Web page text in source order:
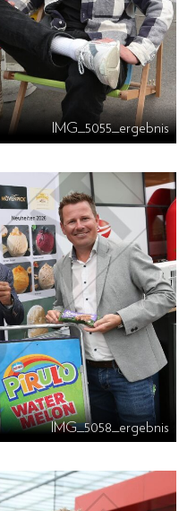
IMG_5055_ergebnis
IMG_5058_ergebnis